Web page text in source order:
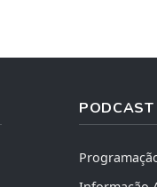
PODCAST